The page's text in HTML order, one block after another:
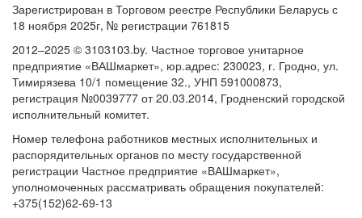
Зарегистрирован в Торговом реестре Республики Беларусь с
18 ноября 2025г, № регистрации 761815
2012–2025 © 3103103.by. Частное торговое унитарное
предприятие «ВАШмаркет», юр.адрес: 230023, г. Гродно, ул.
Тимирязева 10/1 помещение 32., УНП 591000873,
регистрация №0039777 от 20.03.2014, Гродненский городской
исполнительный комитет.
Номер телефона работников местных исполнительных и
распорядительных органов по месту государственной
регистрации Частное предприятие «ВАШмаркет»,
уполномоченных рассматривать обращения покупателей:
+375(152)62-69-13